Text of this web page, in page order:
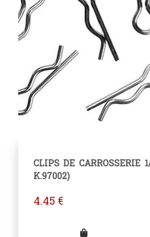
CLIPS DE CARROSSERIE
K.97002)
4.45 €